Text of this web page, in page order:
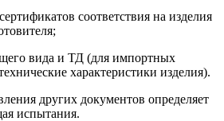
соответствия на изделия
вида и ТД (для импортных
характеристики изделия).
других документов определяет
испытания.